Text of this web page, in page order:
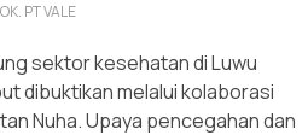
PT VALE
sektor kesehatan di Luwu
dibuktikan melalui kolaborasi
Nuha. Upaya pencegahan dan